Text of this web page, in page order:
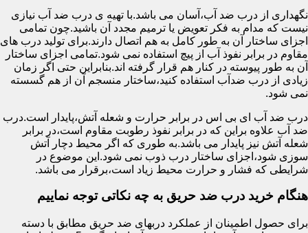
نگهداری از درب ضد آب،آسان می باشد.با تهیه ی درب ضد آب نیازی
نیست که مدام به فکر تعویض یا ترمیم مجدد آن باشید.چون تمامی
اجزای ساختار آن به طور کامل به هم اتصال دارند.برای تولید درب های
مقاوم در برابر نفوذ آب از پیچ استفاده نمی شود.تمامی اجزای ساختار
آن به طور پیوسته در کنار هم قرار گرفته اند.بنابراین حتی اگر زمان
زیادی از درب ضدآب استفاده کنید،ساختار منسجم آن از هم گسسته
نمی شود.
درب ضد آب ای بی اس در برابر حرارت و شعله آتش،پایدار است.درب
ضد آب علاوه براین که در برابر نفوذ رطوبت مقاوم است،در برابر
شعله آتش نیز پایدار می باشد.به طوری که اگر محیط دچار آتش
سوزی شود،اجزای ساختار درب ذوب نمی شود.این موضوع در
شرایطی که فشار و حرارت محیط زیاد است،برقرار می باشد.
هنگام خرید درب ضد حریق به چه نکاتی توجه نماییم
برای حصول اطمینان از عملکرد دربهای ضد حریق مطابق با دسته